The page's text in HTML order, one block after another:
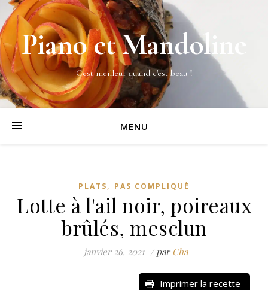
Piano et Mandoline
C'est meilleur quand c'est beau !
MENU
PLATS, PAS COMPLIQUÉ
Lotte à l'ail noir, poireaux
brûlés, mesclun
janvier 26, 2021 /par Cha
Imprimer la recette